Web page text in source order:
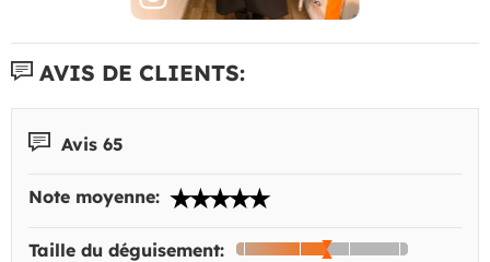
AVIS DE CLIENTS:
Avis 65
Note moyenne:
Taille du déguisement: